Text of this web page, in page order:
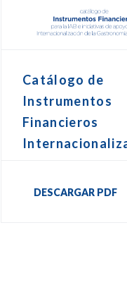
Catálogo de
Instrumentos
Financieros
DESCARGAR PDF